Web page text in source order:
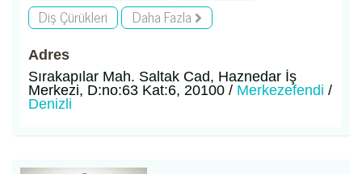
Diş Çürükleri
Daha Fazla
Adres
Sırakapılar Mah. Saltak Cad, Haznedar İş
Merkezi, D:no:63 Kat:6, 20100 / Merkezefendi /
Denizli